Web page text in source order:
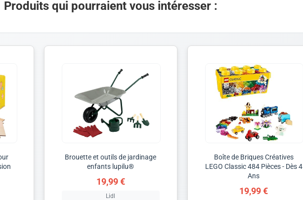
Produits qui pourraient vous intéresser :
Brouette et outils de jardinage
enfants lupilu®
19,99 €
Lidl
Boîte de Briques Créatives
LEGO Classic 484 Pièces - Dès 4
Ans
19,99 €